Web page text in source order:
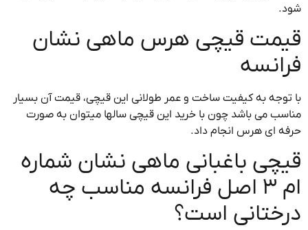
قیچی هرس ماهی نشان
به کیفیت ساخت و عمر طولانی این قیچی، قیمت آن بسیار
می باشد چون با خرید این قیچی سالها میتوان به صورت
ای هرس انجام داد.
باغبانی ماهی نشان شماره
ام 3 اصل فرانسه مناسب چه
است؟